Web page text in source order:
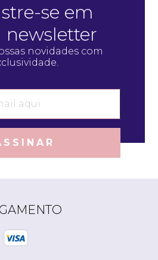
se em
newsletter
novidades com